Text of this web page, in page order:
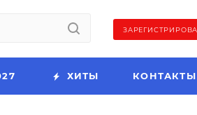
ХИТЫ КОНТАКТЫ